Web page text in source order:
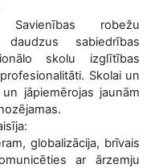
robežu
sabiedrības
skolu izglītības
Skolai un
jāpiemērojas jaunām
globalizācija, brīvais
ar ārzemju